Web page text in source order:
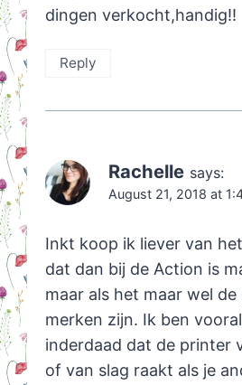
dingen verkocht,handig!!
Reply
Rachelle says:
August 21, 2018 at
Inkt koop ik liever van
dat dan bij de Action is
maar als het maar wel de
merken zijn. Ik ben
inderdaad dat de printer
of van slag raakt als je